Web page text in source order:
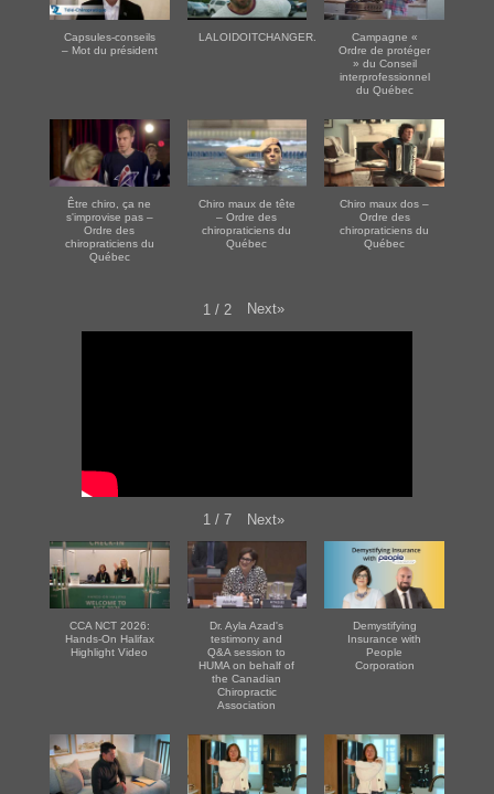
Capsules-conseils
– Mot du président
LALOIDOITCHANGER.COM
Campagne «
Ordre de protéger
» du Conseil
interprofessionnel
du Québec
Être chiro, ça ne
s'improvise pas –
Ordre des
chiropraticiens du
Québec
Chiro maux de tête
– Ordre des
chiropraticiens du
Québec
Chiro maux dos –
Ordre des
chiropraticiens du
Québec
1 / 2 Next»
1 / 7 Next»
CCA NCT 2026:
Hands-On Halifax
Highlight Video
Dr. Ayla Azad's
testimony and
Q&A session to
HUMA on behalf of
the Canadian
Chiropractic
Association
Demystifying
Insurance with
People
Corporation